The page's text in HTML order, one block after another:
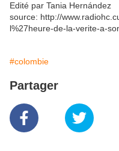
Edité par Tania Hernández
source: http://
l%27heure-de-la-verite-a-
#colombie
Partager